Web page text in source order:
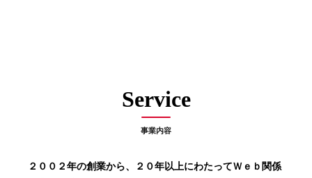
Service
事業内容
２００２年の創業から、２０年以上にわたってＷｅｂ関係